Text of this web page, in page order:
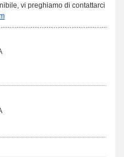
vi preghiamo di contattarci